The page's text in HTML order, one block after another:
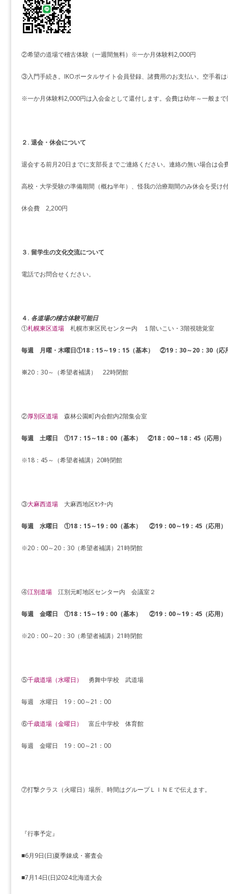
②希望の道場で稽古体験（一週間無料）※一か月体験料2,000円
③入門手続き。IKOポータルサイト会員登録、諸費用のお支払い。空手着
※一か月体験料2,000円は入会金として還付します。会費は幼年～一般まで
２. 退会・休会について
退会する前月20日までに支部長までご連絡ください。連絡の無い場合は会
高校・大学受験の準備期間（概ね半年）、怪我の治療期間のみ休会を受け
休会費 2,200円
３. 留学生の文化交流について
電話でお問合せください。
４. 各道場の稽古体験可能日
①札幌東区道場札幌市東区民センター内 １階いこい・3階視聴覚室
毎週 月曜・木曜日①18：15～19：15（基本） ②19：30～20：30（
※20：30～（希望者補講） 22時閉館
②厚別区道場森林公園町内会館内2階集会室
毎週 土曜日 ①17：15～18：00（基本） ②18：00～18：45（応用）
※18：45～（希望者補講）20時閉館
③大麻西道場大麻西地区ｾﾝﾀｰ内
毎週 水曜日 ①18：15～19：00（基本） ②19：00～19：45（応用）
※20：00～20：30（希望者補講）21時閉館
④江別道場江別元町地区センター内 会議室２
毎週 金曜日 ①18：15～19：00（基本） ②19：00～19：45（応用）
※20：00～20：30（希望者補講）21時閉館
⑤千歳道場（水曜日） 勇舞中学校 武道場
毎週 水曜日 19：00～21：00
⑥千歳道場（金曜日） ​富丘中学校 体育館
毎週 金曜日 19：00～21：00
⑦打撃クラス（火曜日）場所、時間はグループＬＩＮＥで伝えます。
『行事予定』
■6月9日(日)夏季錬成・審査会
■7月14日(日)2024北海道大会